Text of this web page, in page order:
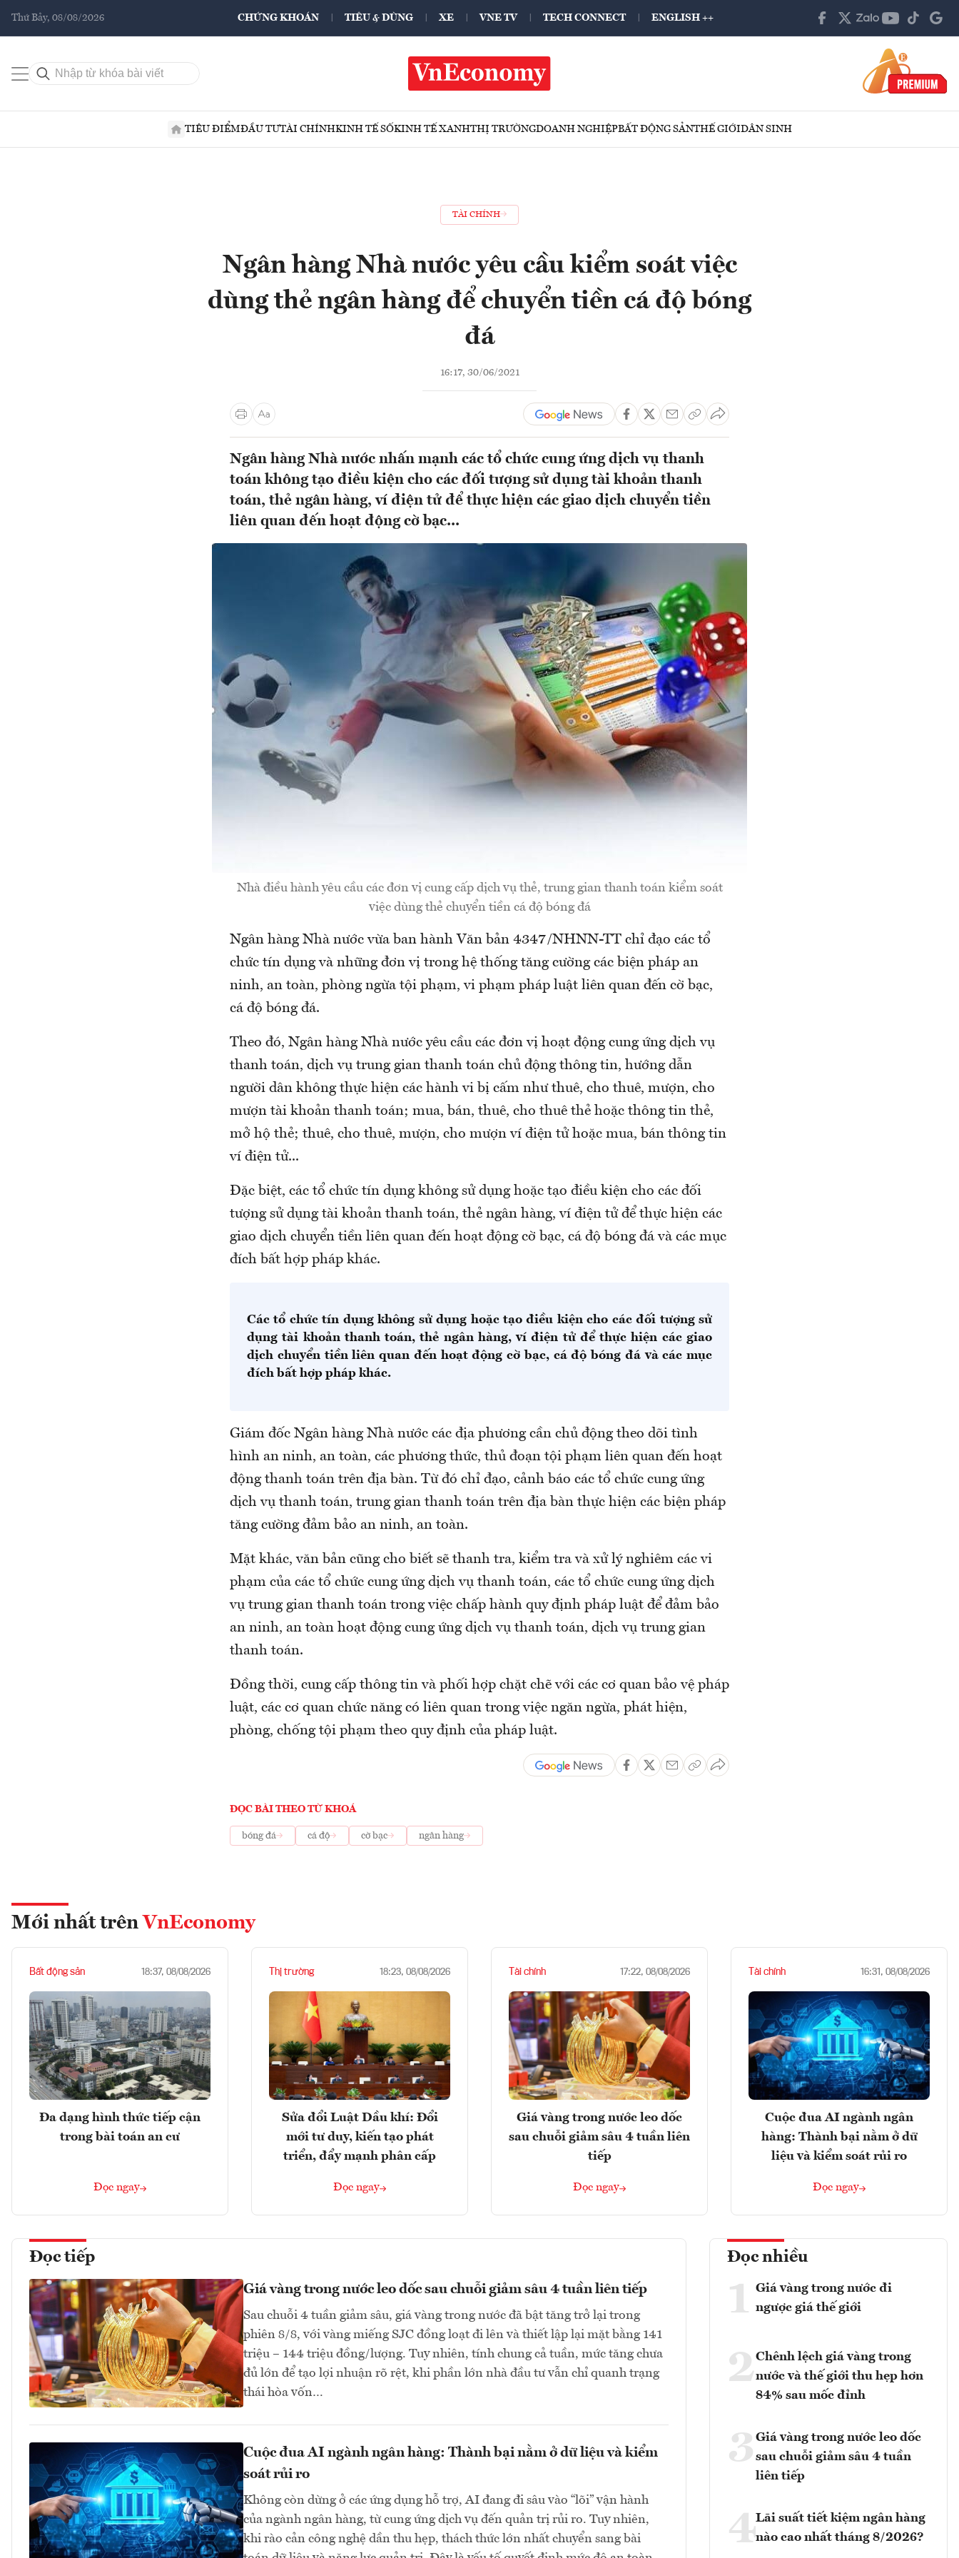
Thứ Bảy, 08/08/2026 CHỨNG KHOÁN TIÊU & DÙNG XE VNE TV TECH CONNECT ENGLISH ++
TIÊU ĐIỂMĐẦU TƯTÀI CHÍNHKINH TẾ SỐKINH TẾ XANHTHỊ TRƯỜNGDOANH NGHIỆPBẤT ĐỘNG SẢNTHẾ GIỚIDÂN SINH
TÀI CHÍNH
Ngân hàng Nhà nước yêu cầu kiểm soát việc
dùng thẻ ngân hàng để chuyển tiền cá độ bóng
đá
16:17, 30/06/2021
Ngân hàng Nhà nước nhấn mạnh các tổ chức cung ứng dịch vụ thanh
toán không tạo điều kiện cho các đối tượng sử dụng tài khoản thanh
toán, thẻ ngân hàng, ví điện tử để thực hiện các giao dịch chuyển tiền
liên quan đến hoạt động cờ bạc...
Nhà điều hành yêu cầu các đơn vị cung cấp dịch vụ thẻ, trung gian thanh toán kiểm soát
việc dùng thẻ chuyển tiền cá độ bóng đá
Ngân hàng Nhà nước vừa ban hành Văn bản 4347/NHNN-TT chỉ đạo các tổ
chức tín dụng và những đơn vị trong hệ thống tăng cường các biện pháp an
ninh, an toàn, phòng ngừa tội phạm, vi phạm pháp luật liên quan đến cờ bạc,
cá độ bóng đá.
Theo đó, Ngân hàng Nhà nước yêu cầu các đơn vị hoạt động cung ứng dịch vụ
thanh toán, dịch vụ trung gian thanh toán chủ động thông tin, hướng dẫn
người dân không thực hiện các hành vi bị cấm như thuê, cho thuê, mượn, cho
mượn tài khoản thanh toán; mua, bán, thuê, cho thuê thẻ hoặc thông tin thẻ,
mở hộ thẻ; thuê, cho thuê, mượn, cho mượn ví điện tử hoặc mua, bán thông tin
ví điện tử...
Đặc biệt, các tổ chức tín dụng không sử dụng hoặc tạo điều kiện cho các đối
tượng sử dụng tài khoản thanh toán, thẻ ngân hàng, ví điện tử để thực hiện các
giao dịch chuyển tiền liên quan đến hoạt động cờ bạc, cá độ bóng đá và các mục
đích bất hợp pháp khác.
Các tổ chức tín dụng không sử dụng hoặc tạo điều kiện cho các đối tượng sử
dụng tài khoản thanh toán, thẻ ngân hàng, ví điện tử để thực hiện các giao
dịch chuyển tiền liên quan đến hoạt động cờ bạc, cá độ bóng đá và các mục
đích bất hợp pháp khác.
Giám đốc Ngân hàng Nhà nước các địa phương cần chủ động theo dõi tình
hình an ninh, an toàn, các phương thức, thủ đoạn tội phạm liên quan đến hoạt
động thanh toán trên địa bàn. Từ đó chỉ đạo, cảnh báo các tổ chức cung ứng
dịch vụ thanh toán, trung gian thanh toán trên địa bàn thực hiện các biện pháp
tăng cường đảm bảo an ninh, an toàn.
Mặt khác, văn bản cũng cho biết sẽ thanh tra, kiểm tra và xử lý nghiêm các vi
phạm của các tổ chức cung ứng dịch vụ thanh toán, các tổ chức cung ứng dịch
vụ trung gian thanh toán trong việc chấp hành quy định pháp luật để đảm bảo
an ninh, an toàn hoạt động cung ứng dịch vụ thanh toán, dịch vụ trung gian
thanh toán.
Đồng thời, cung cấp thông tin và phối hợp chặt chẽ với các cơ quan bảo vệ pháp
luật, các cơ quan chức năng có liên quan trong việc ngăn ngừa, phát hiện,
phòng, chống tội phạm theo quy định của pháp luật.
ĐỌC BÀI THEO TỪ KHOÁ
bóng đá cá độ cờ bạc ngân hàng
Mới nhất trên VnEconomy
Bất động sản 18:37, 08/08/2026
Đa dạng hình thức tiếp cận
trong bài toán an cư
Đọc ngay
Thị trường 18:23, 08/08/2026
Sửa đổi Luật Dầu khí: Đổi
mới tư duy, kiến tạo phát
triển, đẩy mạnh phân cấp
Đọc ngay
Tài chính 17:22, 08/08/2026
Giá vàng trong nước leo dốc
sau chuỗi giảm sâu 4 tuần liên
tiếp
Đọc ngay
Tài chính 16:31, 08/08/2026
Cuộc đua AI ngành ngân
hàng: Thành bại nằm ở dữ
liệu và kiểm soát rủi ro
Đọc ngay
Đọc tiếp
Giá vàng trong nước leo dốc sau chuỗi giảm sâu 4 tuần liên tiếp
Sau chuỗi 4 tuần giảm sâu, giá vàng trong nước đã bật tăng trở lại trong
phiên 8/8, với vàng miếng SJC đồng loạt đi lên và thiết lập lại mặt bằng 141
triệu – 144 triệu đồng/lượng. Tuy nhiên, tính chung cả tuần, mức tăng chưa
đủ lớn để tạo lợi nhuận rõ rệt, khi phần lớn nhà đầu tư vẫn chỉ quanh trạng
thái hòa vốn…
Cuộc đua AI ngành ngân hàng: Thành bại nằm ở dữ liệu và kiểm
soát rủi ro
Không còn dừng ở các ứng dụng hỗ trợ, AI đang đi sâu vào “lõi” vận hành
của ngành ngân hàng, từ cung ứng dịch vụ đến quản trị rủi ro. Tuy nhiên,
khi rào cản công nghệ dần thu hẹp, thách thức lớn nhất chuyển sang bài
Đọc nhiều
1 Giá vàng trong nước đi
ngược giá thế giới
2Chênh lệch giá vàng trong
nước và thế giới thu hẹp hơn
84% sau mốc đỉnh
3 Giá vàng trong nước leo dốc
sau chuỗi giảm sâu 4 tuần
liên tiếp
4Lãi suất tiết kiệm ngân hàng
nào cao nhất tháng 8/2026?